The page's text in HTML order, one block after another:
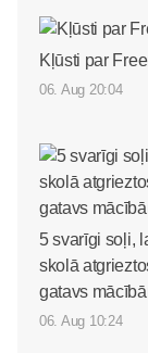
Kļūsti par
06. Aug 20:04
5 svarīgi soļi,
skolā
gatavs
06. Aug 10:24